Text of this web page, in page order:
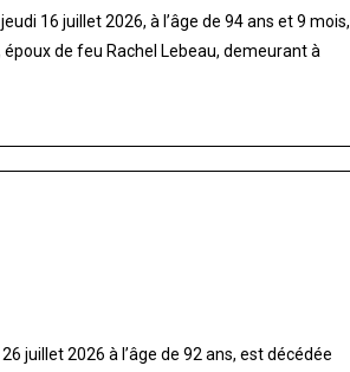
16 juillet 2026, à l’âge de 94 ans et 9 mois,
de feu Rachel Lebeau, demeurant à
juillet 2026 à l’âge de 92 ans, est décédée